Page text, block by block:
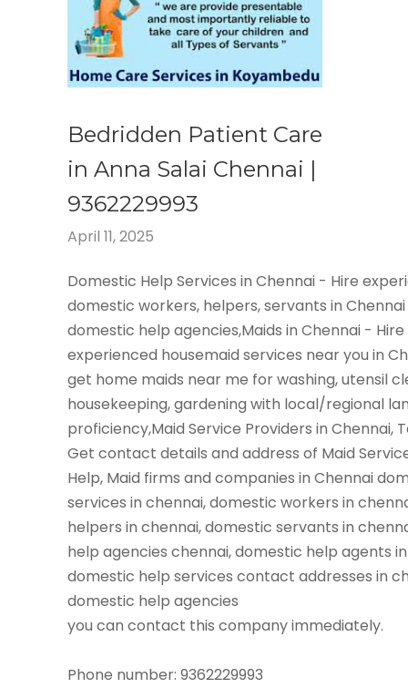
Bedridden Patient Care
in Anna Salai Chennai |
9362229993
April 11, 2025
Domestic Help Services in Chennai - Hire
domestic workers, helpers, servants in
domestic help agencies,Maids in Chennai - Hire
experienced housemaid services near you in
get home maids near me for washing, utensil
housekeeping, gardening with local/regional
proficiency,Maid Service Providers in Chennai,
Get contact details and address of Maid
Help, Maid firms and companies in Chennai
services in chennai, domestic workers in
helpers in chennai, domestic servants in
help agencies chennai, domestic help agents
domestic help services contact addresses in
domestic help agencies
you can contact this company immediately.
Phone number: 9362229993